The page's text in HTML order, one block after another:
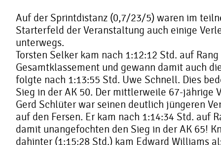
Auf der Sprintdistanz (0,7/23/5) waren im
Starterfeld der Veranstaltung auch einige
unterwegs.
Torsten Selker kam nach 1:12:12 Std. auf
Gesamtklassement und gewann damit auch
folgte nach 1:13:55 Std. Uwe Schnell. Dies
Sieg in der AK 50. Der mittlerweile 67-jährige
Gerd Schlüter war seinen deutlich jüngeren
auf den Fersen. Er kam nach 1:14:34 Std. auf
damit unangefochten den Sieg in der AK 65!
dahinter (1:15:28 Std.) kam Edward Williams